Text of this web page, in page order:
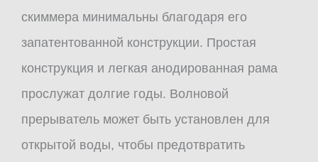
скиммера минимальны благодаря его
запатентованной конструкции. Простая
конструкция и легкая анодированная рама
прослужат долгие годы. Волновой
прерыватель может быть установлен для
открытой воды, чтобы предотвратить